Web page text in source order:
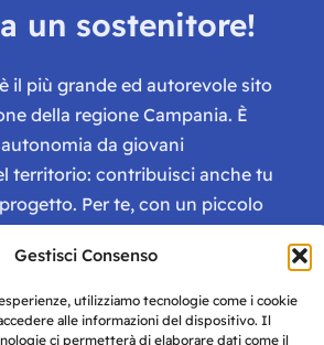
Gestisci Consenso
utilizziamo tecnologie come i cookie
alle informazioni del dispositivo. Il
ci permetterà di elaborare dati come il
un sostenitore!
il più grande ed autorevole sito
della regione Campania. È
da giovani
territorio: contribuisci anche tu
Per te, con un piccolo
Campane, libri e magazine gratis
esclusivi!